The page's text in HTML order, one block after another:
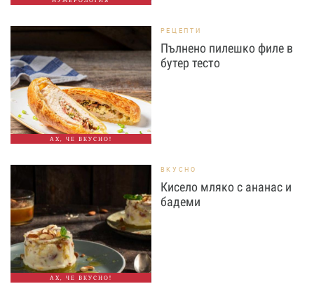
АХ, ЧЕ ВКУСНО!
РЕЦЕПТИ
Пълнено пилешко филе в
бутер тесто
АХ, ЧЕ ВКУСНО!
ВКУСНО
Кисело мляко с ананас и
бадеми